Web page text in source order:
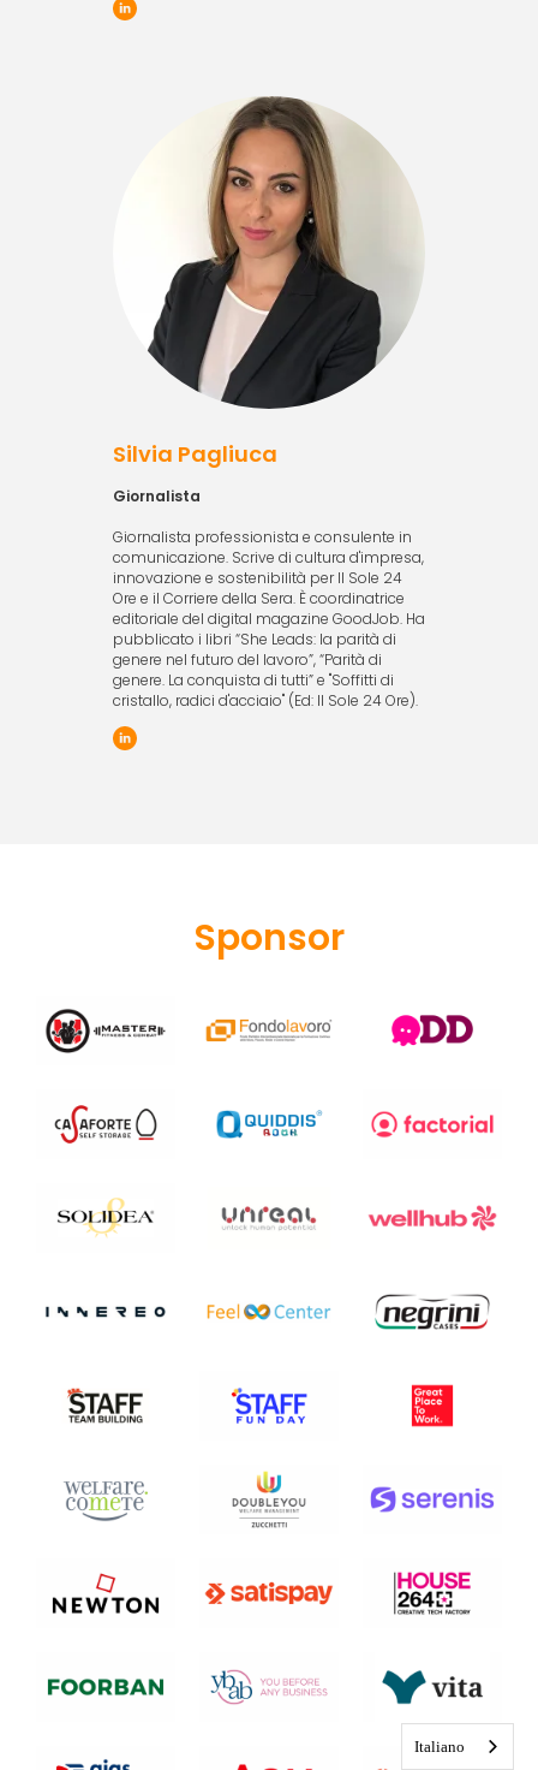
Silvia Pagliuca
Giornalista
Giornalista professionista e consulente in
comunicazione. Scrive di cultura d'impresa,
innovazione e sostenibilità per Il Sole 24
Ore e il Corriere della Sera. È coordinatrice
editoriale del digital magazine GoodJob. Ha
pubblicato i libri “She Leads: la parità di
genere nel futuro del lavoro”, “Parità di
genere. La conquista di tutti” e "Soffitti di
cristallo, radici d'acciaio" (Ed: Il Sole 24 Ore).
Sponsor
Italiano